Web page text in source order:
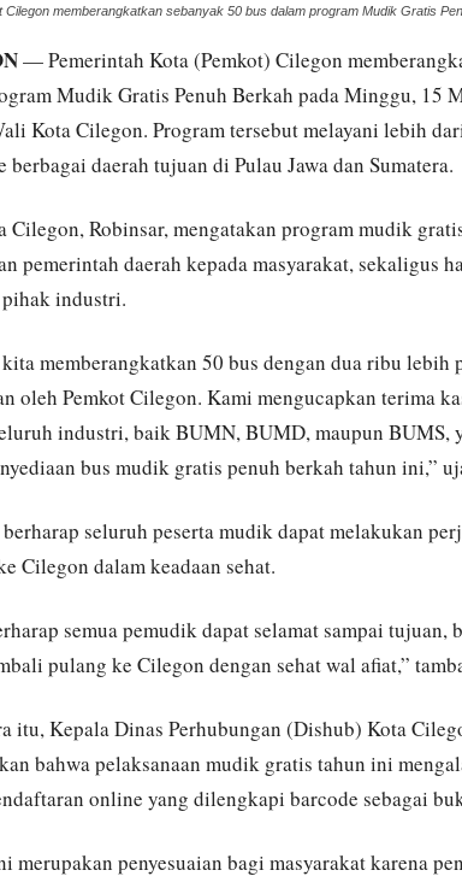
Cilegon memberangkatkan sebanyak 50 bus dalam program Mudik Gratis
— Pemerintah Kota (Pemkot) Cilegon
Mudik Gratis Penuh Berkah pada Minggu, 15
Kota Cilegon. Program tersebut melayani lebih
berbagai daerah tujuan di Pulau Jawa dan Sumatera.
Cilegon, Robinsar, mengatakan program mudik
pemerintah daerah kepada masyarakat, sekaligus
industri.
memberangkatkan 50 bus dengan dua ribu lebih
oleh Pemkot Cilegon. Kami mengucapkan terima
industri, baik BUMN, BUMD, maupun BUMS,
bus mudik gratis penuh berkah tahun ini,”
seluruh peserta mudik dapat melakukan
Cilegon dalam keadaan sehat.
semua pemudik dapat selamat sampai tujuan,
pulang ke Cilegon dengan sehat wal afiat,”
itu, Kepala Dinas Perhubungan (Dishub) Kota
bahwa pelaksanaan mudik gratis tahun ini
online yang dilengkapi barcode sebagai
merupakan penyesuaian bagi masyarakat karena